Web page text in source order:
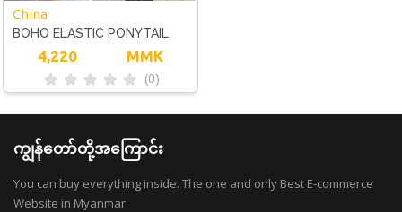
China
BOHO ELASTIC PONYTAIL
SCARF BOW GIRL HAIR ROPE
TIES SCRUNCHIES RIBBON
HAIR BANDS
4,220 MMK
(0)
ကျွန်တော်တို့အကြောင်း
You can buy everything inside. The one and only Best E-commerce
Website in Myanmar